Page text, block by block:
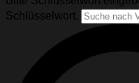
Schlüsselwort.